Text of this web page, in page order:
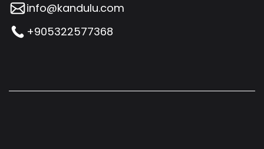
info@kandulu.com
+905322577368